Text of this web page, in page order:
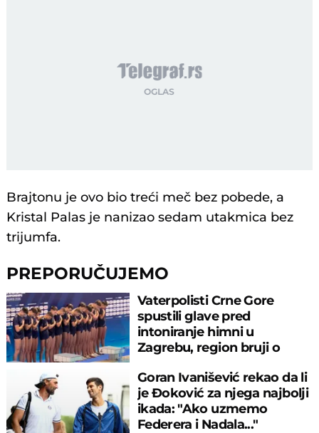
Brajtonu je ovo bio treći meč bez pobede, a
Kristal Palas je nanizao sedam utakmica bez
trijumfa.
PREPORUČUJEMO
Vaterpolisti Crne Gore
spustili glave pred
intoniranje himni u
Zagrebu, region bruji o
Goran Ivanišević rekao da li
je Đoković za njega najbolji
ikada: "Ako uzmemo
Federera i Nadala..."